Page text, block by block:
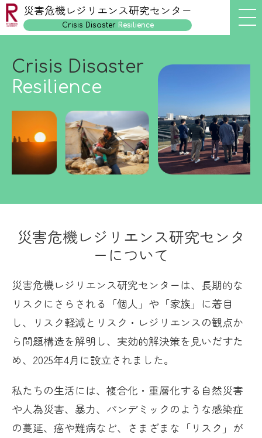
災害危機レジリエンス研究センター
Crisis Disaster Resilience
Crisis Disaster
Resilience
災害危機レジリエンス研究センタ
ーについて
災害危機レジリエンス研究センターは、長期的な
リスクにさらされる「個人」や「家族」に着目
し、リスク軽減とリスク・レジリエンスの観点か
ら問題構造を解明し、実効的解決策を見いだすた
め、2025年4月に設立されました。
私たちの生活には、複合化・重層化する自然災害
や人為災害、暴力、パンデミックのような感染症
の蔓延、癌や難病など、さまざまな「リスク」が